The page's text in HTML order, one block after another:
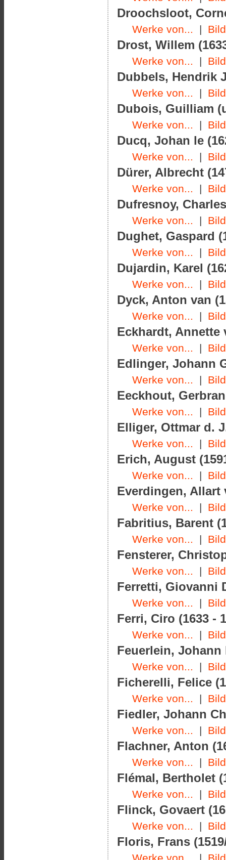
Droochsloot,
Werke von... |
Drost, Willem
Werke von... |
Dubbels, Hendrik
Werke von... |
Dubois, Guilliam
Werke von... |
Ducq, Johan le
Werke von... |
Dürer, Albrecht
Werke von... |
Dufresnoy,
Werke von... |
Dughet, Gaspard
Werke von... |
Dujardin, Karel
Werke von... |
Dyck, Anton van
Werke von... |
Eckhardt, Annette
Werke von... |
Edlinger, Johann
Werke von... |
Eeckhout,
Werke von... |
Elliger, Ottmar d.
Werke von... |
Erich, August
Werke von... |
Everdingen, Allart
Werke von... |
Fabritius, Barent
Werke von... |
Fensterer,
Werke von... |
Ferretti, Giovanni
Werke von... |
Ferri, Ciro (1633 -
Werke von... |
Feuerlein, Johann
Werke von... |
Ficherelli, Felice
Werke von... |
Fiedler, Johann
Werke von... |
Flachner, Anton
Werke von... |
Flémal, Bertholet
Werke von... |
Flinck, Govaert
Werke von... |
Floris, Frans